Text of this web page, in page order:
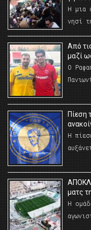
Η μια
νησί
Από
μαζί
Ο
Πίεση
Η
ματς
Η